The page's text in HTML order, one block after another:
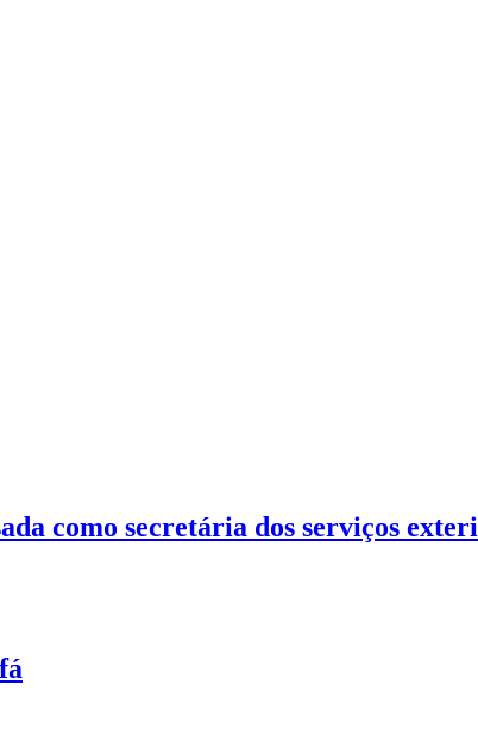
como secretária dos serviços